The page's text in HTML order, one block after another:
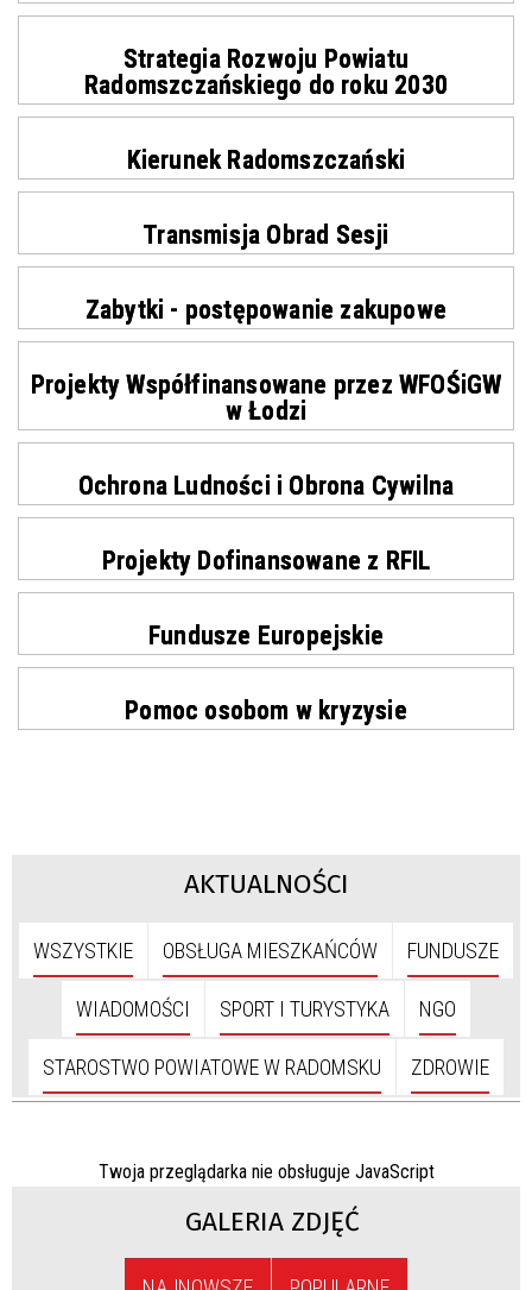
Strategia Rozwoju Powiatu
Radomszczańskiego do roku 2030
Kierunek Radomszczański
Transmisja Obrad Sesji
Zabytki - postępowanie zakupowe
Projekty Współfinansowane przez WFOŚiGW
w Łodzi
Ochrona Ludności i Obrona Cywilna
Projekty Dofinansowane z RFIL
Fundusze Europejskie
Pomoc osobom w kryzysie
AKTUALNOŚCI
WSZYSTKIE OBSŁUGA MIESZKAŃCÓW FUNDUSZE
WIADOMOŚCI SPORT I TURYSTYKA NGO
STAROSTWO POWIATOWE W RADOMSKU ZDROWIE
Twoja przeglądarka nie obsługuje JavaScript
GALERIA ZDJĘĆ